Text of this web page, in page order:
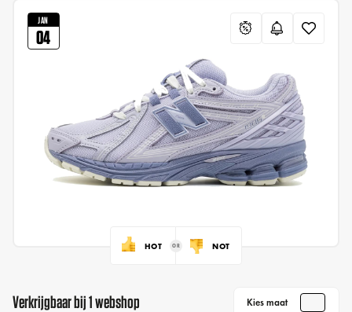
JAN
04
HOT NOT
Verkrijgbaar bij 1 webshop Kies maat